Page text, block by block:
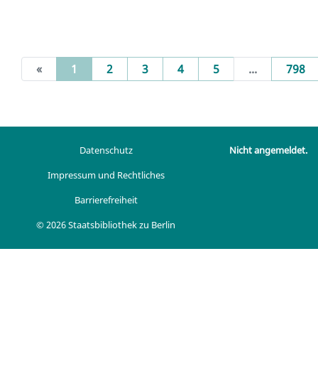
« 1 (current)
2 3 4 5 ... 798
Datenschutz
Impressum und Rechtliches
Barrierefreiheit
© 2026 Staatsbibliothek zu Berlin
Nicht angemeldet.